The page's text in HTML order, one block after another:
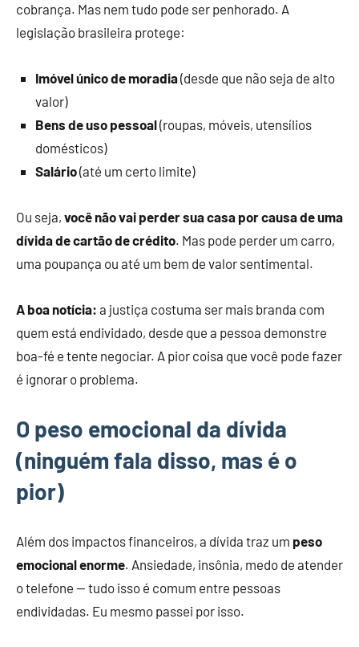
cobrança. Mas nem tudo pode ser penhorado. A
legislação brasileira protege:
Imóvel único de moradia(desde que não seja de alto
valor)
Bens de uso pessoal(roupas, móveis, utensílios
domésticos)
Salário(até um certo limite)
Ou seja, você não vai perder sua casa por causa de uma
dívida de cartão de crédito. Mas pode perder um carro,
uma poupança ou até um bem de valor sentimental.
A boa notícia: a justiça costuma ser mais branda com
quem está endividado, desde que a pessoa demonstre
boa-fé e tente negociar. A pior coisa que você pode fazer
é ignorar o problema.
O peso emocional da dívida
(ninguém fala disso, mas é o
pior)
Além dos impactos financeiros, a dívida traz um peso
emocional enorme. Ansiedade, insônia, medo de atender
o telefone — tudo isso é comum entre pessoas
endividadas. Eu mesmo passei por isso.